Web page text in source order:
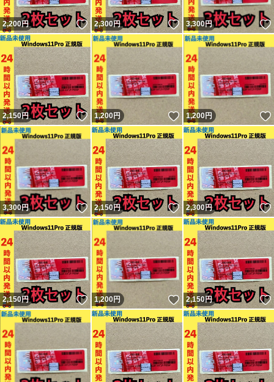
2,200円 いいね！
2,300円 いいね！
3,300円
2,150円 いいね！
1,200円 いいね！
1,200円
3,300円 いいね！
2,150円 いいね！
2,300円
2,150円 いいね！
1,200円 いいね！
2,150円